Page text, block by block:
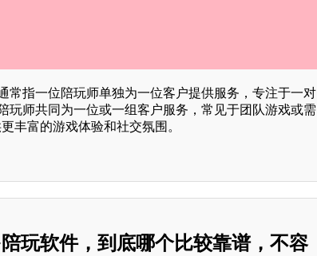
常指一位陪玩师单独为一位客户提供服务，专注于一对
玩师共同为一位或一组客户服务，常见于团队游戏或需
丰富的游戏体验和社交氛围。
玩软件，到底哪个比较靠谱，不容